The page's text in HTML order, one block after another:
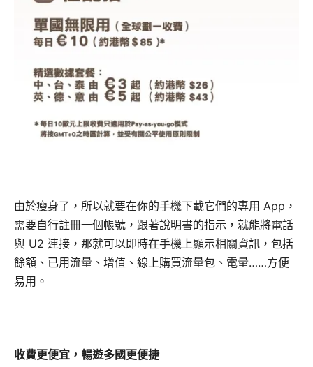
由於瘦身了，所以就要在你的手機下載它們的專用 App，
需要自行註冊一個帳號，跟著說明書的指示，就能將電話
與 U2 連接，那就可以即時在手機上顯示相關資訊，包括
餘額、已用流量、增值、線上購買流量包、電量……方便
易用。
收費更便宜，暢遊多國更便捷